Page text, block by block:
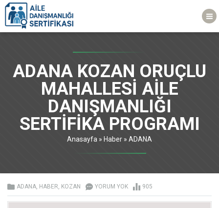
ADANA KOZAN ORUÇLU
MAHALLESİ AİLE
DANIŞMANLIĞI
SERTİFİKA PROGRAMI
Anasayfa » Haber » ADANA
ADANA, HABER, KOZAN YORUM YOK 905